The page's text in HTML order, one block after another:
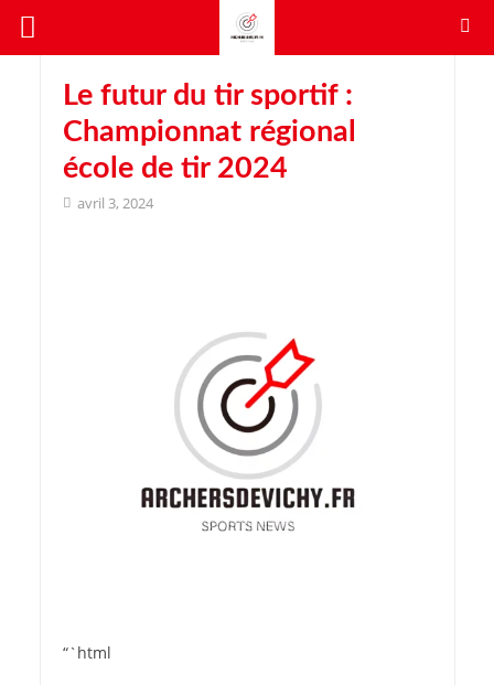
Le futur du tir sportif :
Championnat régional
école de tir 2024
avril 3, 2024
“`html